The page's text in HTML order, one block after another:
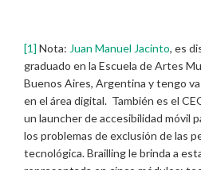
[1] Nota: Juan Manuel Jacinto, es
graduado en la Escuela de Artes
Buenos Aires, Argentina y tengo
en el área digital. También es el
un launcher de accesibilidad móvil
los problemas de exclusión de las
tecnológica. Brailling le brinda a